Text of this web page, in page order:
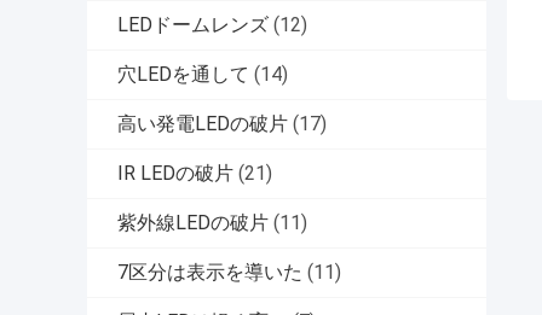
LEDドームレンズ (12)
穴LEDを通して (14)
高い発電LEDの破片 (17)
IR LEDの破片 (21)
紫外線LEDの破片 (11)
7区分は表示を導いた (11)